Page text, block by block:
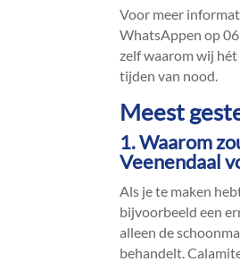
Voor meer
WhatsAppen op
zelf waarom wij
tijden van nood.​
Meest
1.​ Waarom
Veenendaal
Als je te maken
bijvoorbeeld een
alleen de
behandelt.​